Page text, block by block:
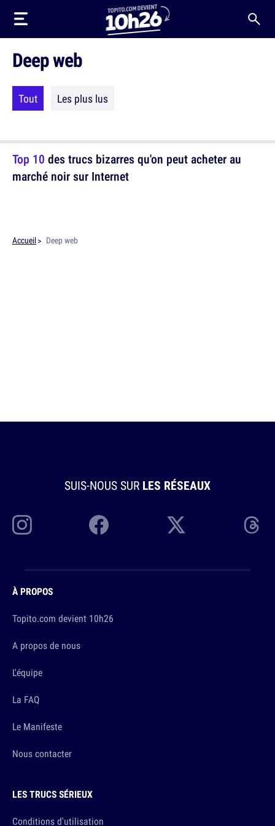
Deep web
Tout Les plus lus
Top 10 des trucs bizarres qu'on peut acheter au
marché noir sur Internet
Accueil Deep web
SUIS-NOUS SUR LES RÉSEAUX
À PROPOS
Topito.com devient 10h26
A propos de nous
L'équipe
La FAQ
Le Manifeste
Nous contacter
LES TRUCS SÉRIEUX
Conditions d'utilisation